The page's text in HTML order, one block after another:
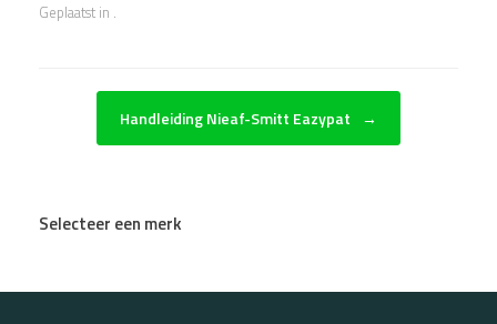
Geplaatst in .
Bericht navigatie
Handleiding Nieaf-Smitt Eazypat →
Selecteer een merk